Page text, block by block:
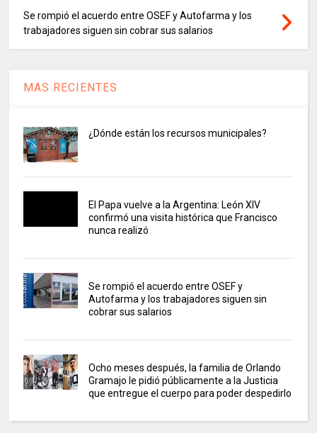
Se rompió el acuerdo entre OSEF y Autofarma y los
trabajadores siguen sin cobrar sus salarios
MAS RECIENTES
¿Dónde están los recursos municipales?
El Papa vuelve a la Argentina: León XIV
confirmó una visita histórica que Francisco
nunca realizó
Se rompió el acuerdo entre OSEF y
Autofarma y los trabajadores siguen sin
cobrar sus salarios
Ocho meses después, la familia de Orlando
Gramajo le pidió públicamente a la Justicia
que entregue el cuerpo para poder despedirlo